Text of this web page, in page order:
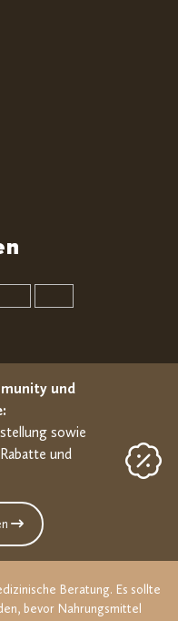
und
sowie
und
Beratung. Es sollte
bevor Nahrungsmittel